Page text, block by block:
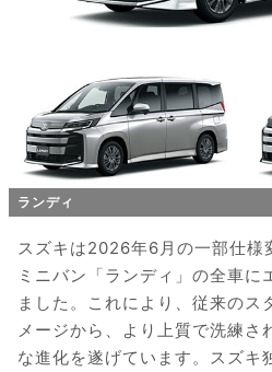
ランディ
スズキは2026年6月の一部仕様
ミニバン「ランディ」の全車に
ました。これにより、従来のス
メージから、より上質で洗練さ
な進化を遂げています。スズキ